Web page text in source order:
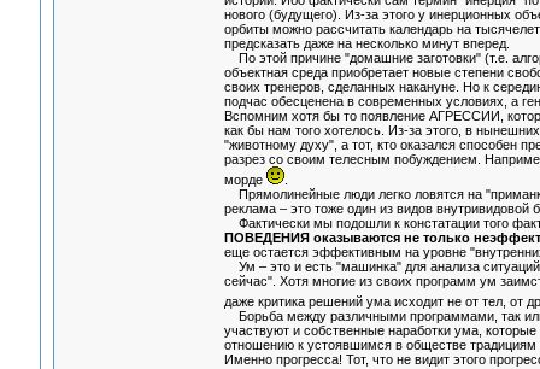
нового (будущего). Из-за этого у инерционных
орбиты можно рассчитать календарь на
предсказать даже на несколько минут вперед.
По этой причине "домашние заготовки" (т.е.
объектная среда приобретает новые степени
своих тренеров, сделанных накануне. Но к
подчас обесценена в современных условиях, а
Вспомним хотя бы то появление АГРЕССИИ,
как бы нам того хотелось. Из-за этого, в
"животному духу", а тот, кто оказался способен
разрез со своим телесным побуждением.
морде
.
Прямолинейные люди легко ловятся на
реклама – это тоже один из видов внутривидовой
Фактически мы подошли к констатации того
ПОВЕДЕНИЯ оказываются не только
еще остается эффективным на уровне
Ум – это и есть "машинка" для анализа
сейчас". Хотя многие из своих программ ум
даже критика решений ума исходит не от тел, от
Борьба между различными программами, так
участвуют и собственные наработки ума,
отношению к устоявшимся в обществе традициям
Именно прогресса! Тот, что не видит этого